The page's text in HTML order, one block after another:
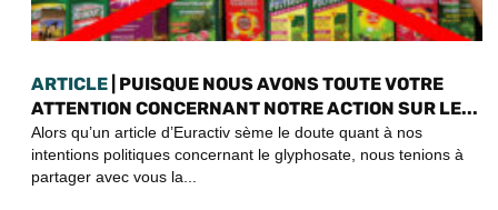
ARTICLE | PUISQUE NOUS AVONS TOUTE VOTRE
ATTENTION CONCERNANT NOTRE ACTION SUR LE...
Alors qu’un article d’Euractiv sème le doute quant à nos
intentions politiques concernant le glyphosate, nous tenions à
partager avec vous la...